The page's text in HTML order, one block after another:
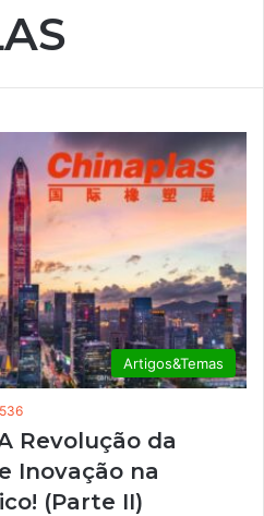
Artigos&Temas
Revolução da
Inovação na
(Parte II)